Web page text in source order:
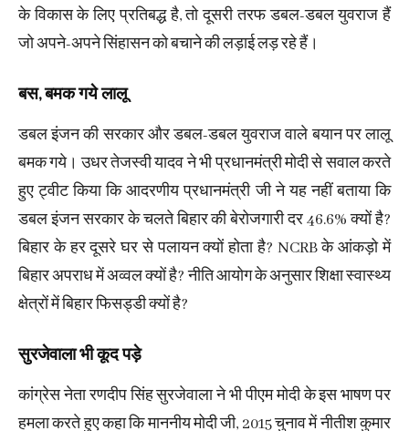
के विकास के लिए प्रतिबद्ध है, तो दूसरी तरफ डबल-डबल युवराज हैं
जो अपने-अपने सिंहासन को बचाने की लड़ाई लड़ रहे हैं।
बस, बमक गये लालू
डबल इंजन की सरकार और डबल-डबल युवराज वाले बयान पर लालू
बमक गये। उधर तेजस्वी यादव ने भी प्रधानमंत्री मोदी से सवाल करते
हुए ट्वीट किया कि आदरणीय प्रधानमंत्री जी ने यह नहीं बताया कि
डबल इंजन सरकार के चलते बिहार की बेरोजगारी दर 46.6% क्यों है?
बिहार के हर दूसरे घर से पलायन क्यों होता है? NCRB के आंकड़ो में
बिहार अपराध में अव्वल क्यों है? नीति आयोग के अनुसार शिक्षा स्वास्थ्य
क्षेत्रों में बिहार फिसड्डी क्यों है?
सुरजेवाला भी कूद पड़े
कांग्रेस नेता रणदीप सिंह सुरजेवाला ने भी पीएम मोदी के इस भाषण पर
हमला करते हुए कहा कि माननीय मोदी जी, 2015 चुनाव में नीतीश कुमार